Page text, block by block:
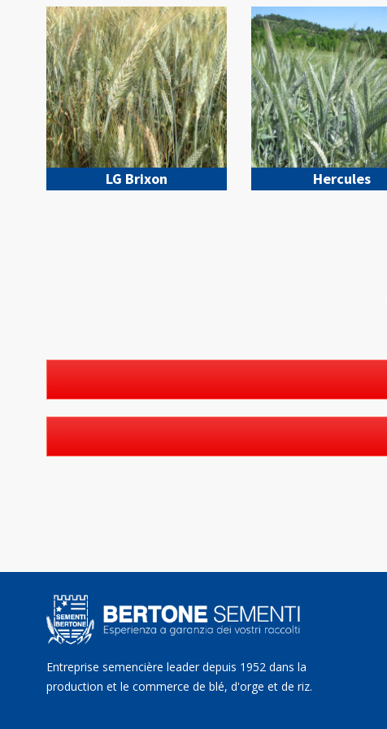
LG Brixon Hercules
Entreprise semencière leader depuis 1952 dans la
production et le commerce de blé, d'orge et de riz.